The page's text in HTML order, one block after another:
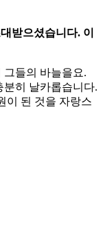
받으셨습니다. 이
그들의 바늘을요.
히 날카롭습니다.
이 된 것을 자랑스